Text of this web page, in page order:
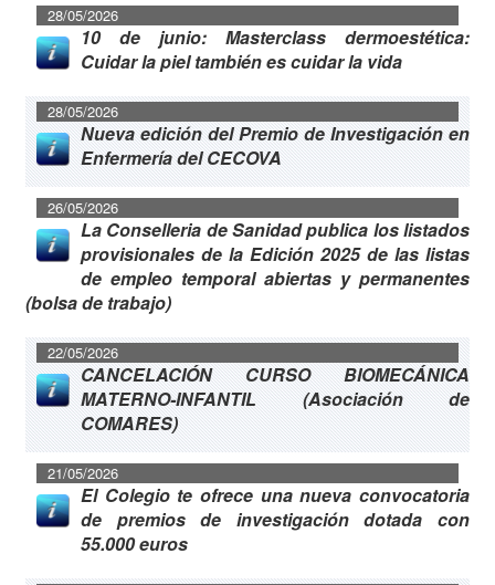
28/05/2026
10 de junio: Masterclass dermoestética:
Cuidar la piel también es cuidar la vida
28/05/2026
Nueva edición del Premio de Investigación en
Enfermería del CECOVA
26/05/2026
La Conselleria de Sanidad publica los listados
provisionales de la Edición 2025 de las listas
de empleo temporal abiertas y permanentes
(bolsa de trabajo)
22/05/2026
CANCELACIÓN CURSO BIOMECÁNICA
MATERNO-INFANTIL (Asociación de
COMARES)
21/05/2026
El Colegio te ofrece una nueva convocatoria
de premios de investigación dotada con
55.000 euros